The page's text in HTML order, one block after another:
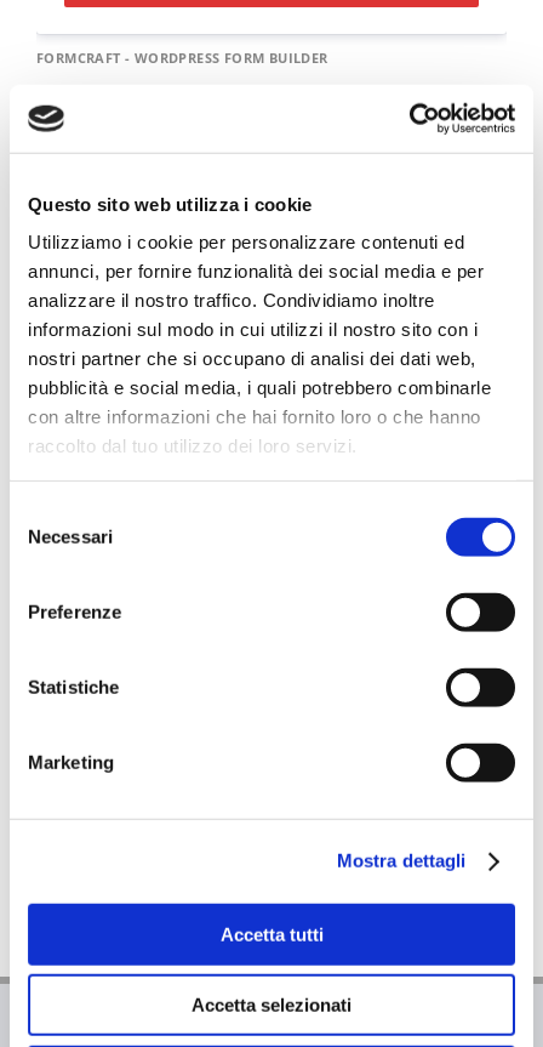
Questo sito web utilizza i cookie
Utilizziamo i cookie per personalizzare contenuti ed
annunci, per fornire funzionalità dei social media e per
analizzare il nostro traffico. Condividiamo inoltre
informazioni sul modo in cui utilizzi il nostro sito con i
nostri partner che si occupano di analisi dei dati web,
pubblicità e social media, i quali potrebbero combinarle
con altre informazioni che hai fornito loro o che hanno
raccolto dal tuo utilizzo dei loro servizi.
delNecessari
Preferenze
Statistiche
Marketing
Mostra dettagli
Accetta tutti
Accetta selezionati
FORMCRAFT - WORDPRESS FORM BUILDER